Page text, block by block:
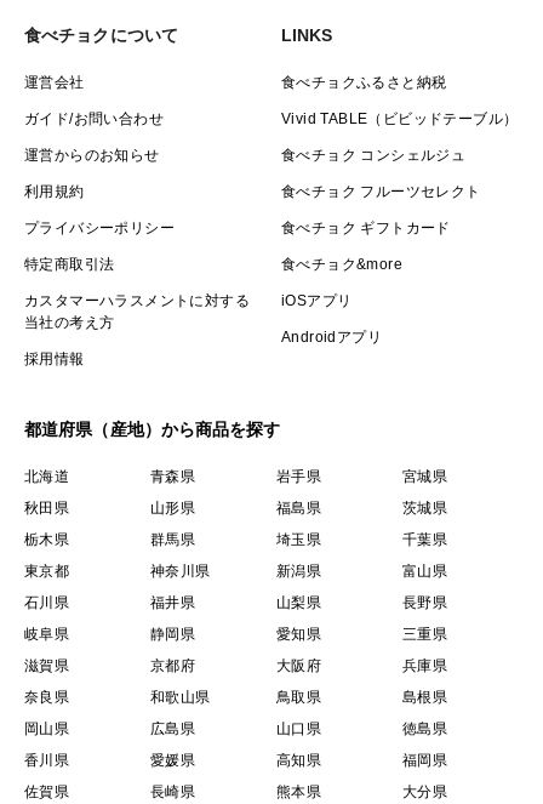
食べチョクについて
運営会社
ガイド/お問い合わせ
運営からのお知らせ
利用規約
プライバシーポリシー
特定商取引法
カスタマーハラスメントに対する
当社の考え方
採用情報
LINKS
食べチョクふるさと納税
Vivid TABLE（ビビッドテーブル）
食べチョク コンシェルジュ
食べチョク フルーツセレクト
食べチョク ギフトカード
食べチョク&more
iOSアプリ
Androidアプリ
都道府県（産地）から商品を探す
北海道 青森県 岩手県
宮城県
秋田県
山形県 福島県
茨城県
栃木県
群馬県 埼玉県
千葉県
東京都
神奈川県 新潟県
富山県
石川県
福井県 山梨県
長野県
岐阜県
静岡県 愛知県
三重県
滋賀県
京都府 大阪府
兵庫県
奈良県
和歌山県 鳥取県
島根県
岡山県
広島県 山口県
徳島県
香川県
愛媛県 高知県
福岡県
佐賀県
長崎県 熊本県 大分県